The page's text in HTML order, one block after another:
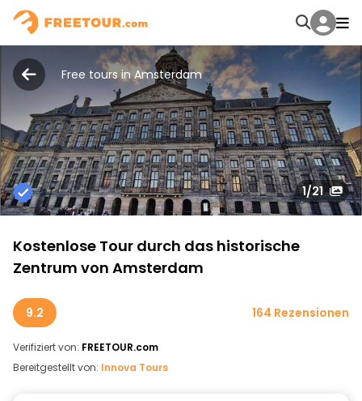
Free tours in Amsterdam
1/21
Kostenlose Tour durch das historische
Zentrum von Amsterdam
9.2 164 Rezensionen
Verifiziert von: FREETOUR.com
Bereitgestellt von: Innova Tours